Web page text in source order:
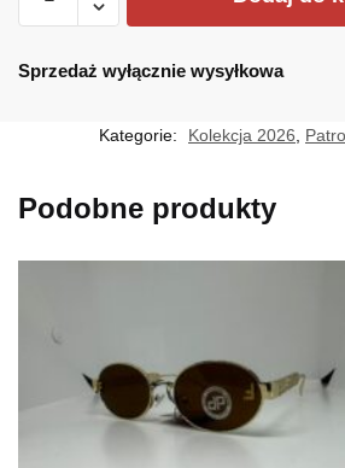
PP-
B
Sprzedaż wyłącznie wysyłkowa
Kategorie: Kolekcja 2026
Podobne produkty